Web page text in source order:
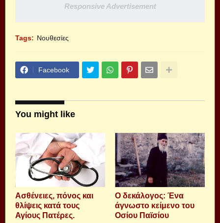
Responsive Advertisement
Tags: Νουθεσίες
Facebook
You might like
Aσθένειες, πόνος και
θλίψεις κατά τους
Αγίους Πατέρες.
Ο δεκάλογος: Ένα
άγνωστο κείμενο του
Οσίου Παϊσίου